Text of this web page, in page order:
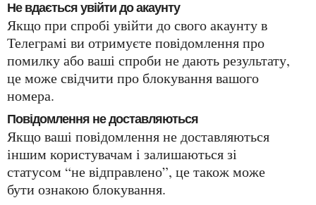
Не вдається увійти до акаунту
Якщо при спробі увійти до свого акаунту в
Телеграмі ви отримуєте повідомлення про
помилку або ваші спроби не дають результату,
це може свідчити про блокування вашого
номера.
Повідомлення не доставляються
Якщо ваші повідомлення не доставляються
іншим користувачам і залишаються зі
статусом “не відправлено”, це також може
бути ознакою блокування.